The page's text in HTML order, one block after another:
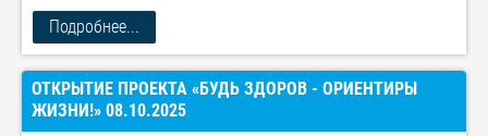
Подробнее...
ОТКРЫТИЕ ПРОЕКТА «БУДЬ ЗДОРОВ - ОРИЕНТИРЫ
ЖИЗНИ!» 08.10.2025